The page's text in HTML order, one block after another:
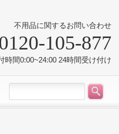
不用品に関するお問い合わせ
105-877
時間0:00~24:00 24時間受け付け